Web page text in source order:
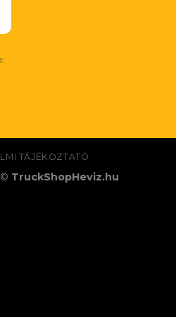
TÁJÉKOZTATÓ
TruckShopHeviz.hu